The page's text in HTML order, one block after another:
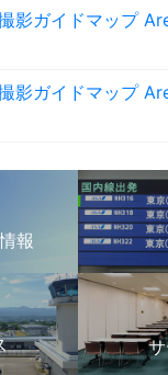
影ガイドマップ
影ガイドマッ
報